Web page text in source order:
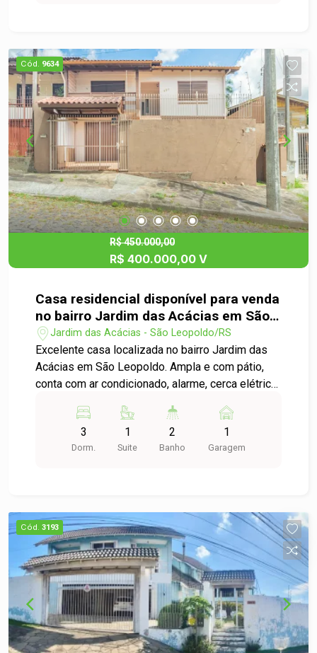
Cód. 9634
R$ 450.000,00
R$ 400.000,00 V
Casa residencial disponível para venda
no bairro Jardim das Acácias em São
Leopoldo
Jardim das Acácias - São Leopoldo/RS
Excelente casa localizada no bairro Jardim das
Acácias em São Leopoldo. Ampla e com pátio,
conta com ar condicionado, alarme, cerca elétrica,
banheiro social e outros. Não perca essa grande
oportunidade, venha conferir de pertinho ! Você
não pode ficar de fora!
3
Dorm.
1
Suite
2
Banho
1
Garagem
Cód. 3193